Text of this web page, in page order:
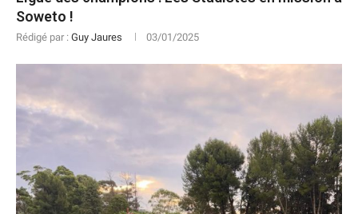
Soweto !
Rédigé par : Guy Jaures 03/01/2025